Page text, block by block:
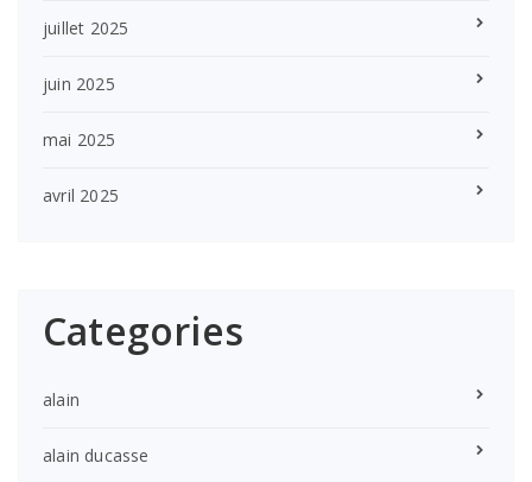
juillet 2025
juin 2025
mai 2025
avril 2025
Categories
alain
alain ducasse